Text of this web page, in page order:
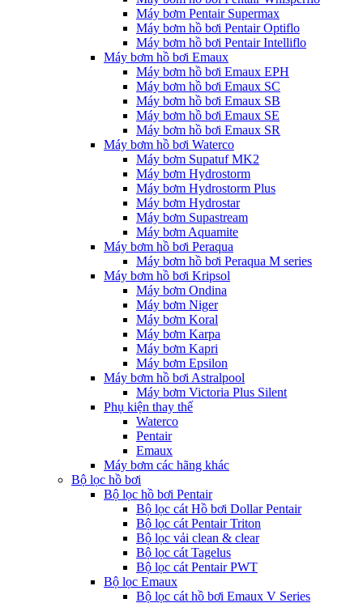
Máy bơm Pentair Supermax
Máy bơm hồ bơi Pentair Optiflo
Máy bơm hồ bơi Pentair Intelliflo
Máy bơm hồ bơi Emaux
Máy bơm hồ bơi Emaux EPH
Máy bơm hồ bơi Emaux SC
Máy bơm hồ bơi Emaux SB
Máy bơm hồ bơi Emaux SE
Máy bơm hồ bơi Emaux SR
Máy bơm hồ bơi Waterco
Máy bơm Supatuf MK2
Máy bơm Hydrostorm
Máy bơm Hydrostorm Plus
Máy bơm Hydrostar
Máy bơm Supastream
Máy bơm Aquamite
Máy bơm hồ bơi Peraqua
Máy bơm hồ bơi Peraqua M series
Máy bơm hồ bơi Kripsol
Máy bơm Ondina
Máy bơm Niger
Máy bơm Koral
Máy bơm Karpa
Máy bơm Kapri
Máy bơm Epsilon
Máy bơm hồ bơi Astralpool
Máy bơm Victoria Plus Silent
Phụ kiện thay thế
Waterco
Pentair
Emaux
Máy bơm các hãng khác
Bộ lọc hồ bơi
Bộ lọc hồ bơi Pentair
Bộ lọc cát Hồ bơi Dollar Pentair
Bộ lọc cát Pentair Triton
Bộ lọc vải clean & clear
Bộ lọc cát Tagelus
Bộ lọc cát Pentair PWT
Bộ lọc Emaux
Bộ lọc cát hồ bơi Emaux V Series